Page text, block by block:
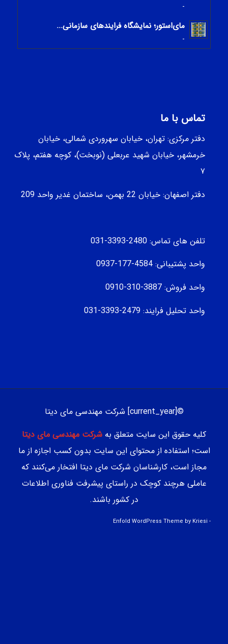
-
مای‌استور؛ نمایشگاه فرایندهای سازمانی...
-
تماس با ما
دفتر مرکزی: تهران، خیابان سهروردی شمالی، خيابان
خرمشهر، خيابان شهيد عربعلی (نوبخت)، کوچه هفتم، پلاک
۷
دفتر اصفهان: خیابان 22 بهمن، ساختمان غدیر واحد 209
تلفن های تماس: 2480-3393-031
واحد پشتیبانی: 4584-177-0937
واحد فروش: 3887-310-0910
واحد تحلیل فرایند: 2479-3393-031
©[current_year] شرکت مهندسی مای دیتا
کلیه حقوق این سایت متعلق به شرکت مهندسی مای دیتا
است؛ استفاده از محتوای این سایت بدون کسب اجازه از ما
مجاز است، کارشناسان شرکت مای دیتا افتخار می‌کنند که
عاملی هرچند کوچک در راستای پیشرفت فناوری اطلاعات
در کشور باشند.
-
Enfold WordPress Theme by Kriesi